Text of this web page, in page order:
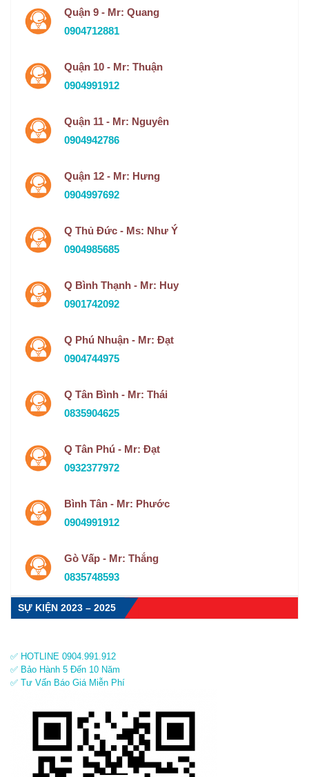
Quận 9 - Mr: Quang
0904712881
Quận 10 - Mr: Thuận
0904991912
Quận 11 - Mr: Nguyên
0904942786
Quận 12 - Mr: Hưng
0904997692
Q Thủ Đức - Ms: Như Ý
0904985685
Q Bình Thạnh - Mr: Huy
0901742092
Q Phú Nhuận - Mr: Đạt
0904744975
Q Tân Bình - Mr: Thái
0835904625
Q Tân Phú - Mr: Đạt
0932377972
Bình Tân - Mr: Phước
0904991912
Gò Vấp - Mr: Thắng
0835748593
SỰ KIỆN 2023 – 2025
✅ HOTLINE 0904.991.912
✅ Bảo Hành 5 Đến 10 Năm
✅ Tư Vấn Báo Giá Miễn Phí